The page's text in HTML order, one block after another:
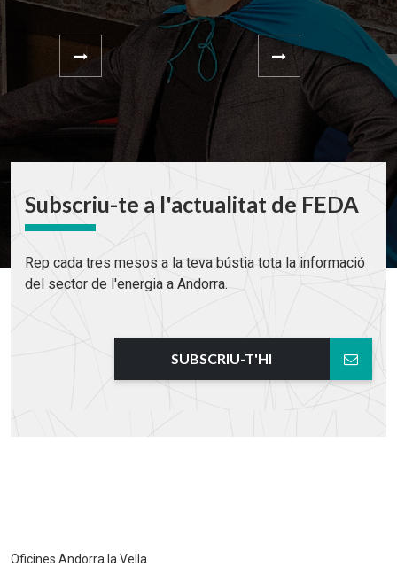
Subscriu-te a l'actualitat de FEDA
Rep cada tres mesos a la teva bústia tota la informació
del sector de l'energia a Andorra.
SUBSCRIU-T'HI
Oficines Andorra la Vella